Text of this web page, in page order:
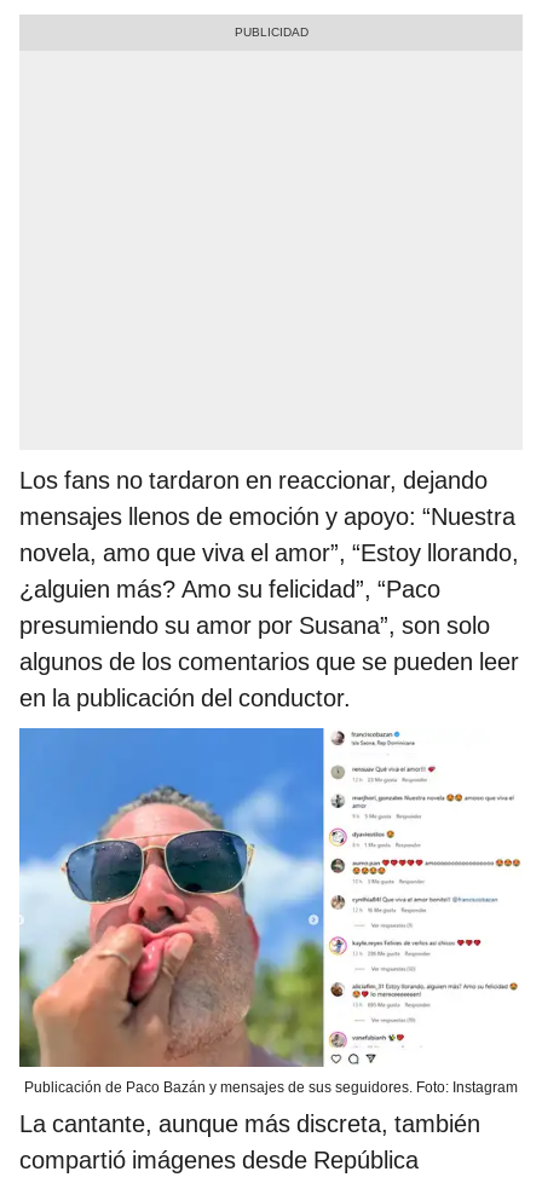
Los fans no tardaron en reaccionar, dejando
mensajes llenos de emoción y apoyo: “Nuestra
novela, amo que viva el amor”, “Estoy llorando,
¿alguien más? Amo su felicidad”, “Paco
presumiendo su amor por Susana”, son solo
algunos de los comentarios que se pueden leer
en la publicación del conductor.
Publicación de Paco Bazán y mensajes de sus seguidores. Foto: Instagram
La cantante, aunque más discreta, también
compartió imágenes desde República